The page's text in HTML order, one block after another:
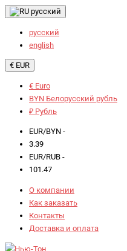
русский
русский
english
€ EUR
€ Euro
BYN Белорусский рубль
₽ Рубль
EUR/BYN -
3.39
EUR/RUB -
101.47
О компании
Как заказать
Контакты
Доставка и оплата